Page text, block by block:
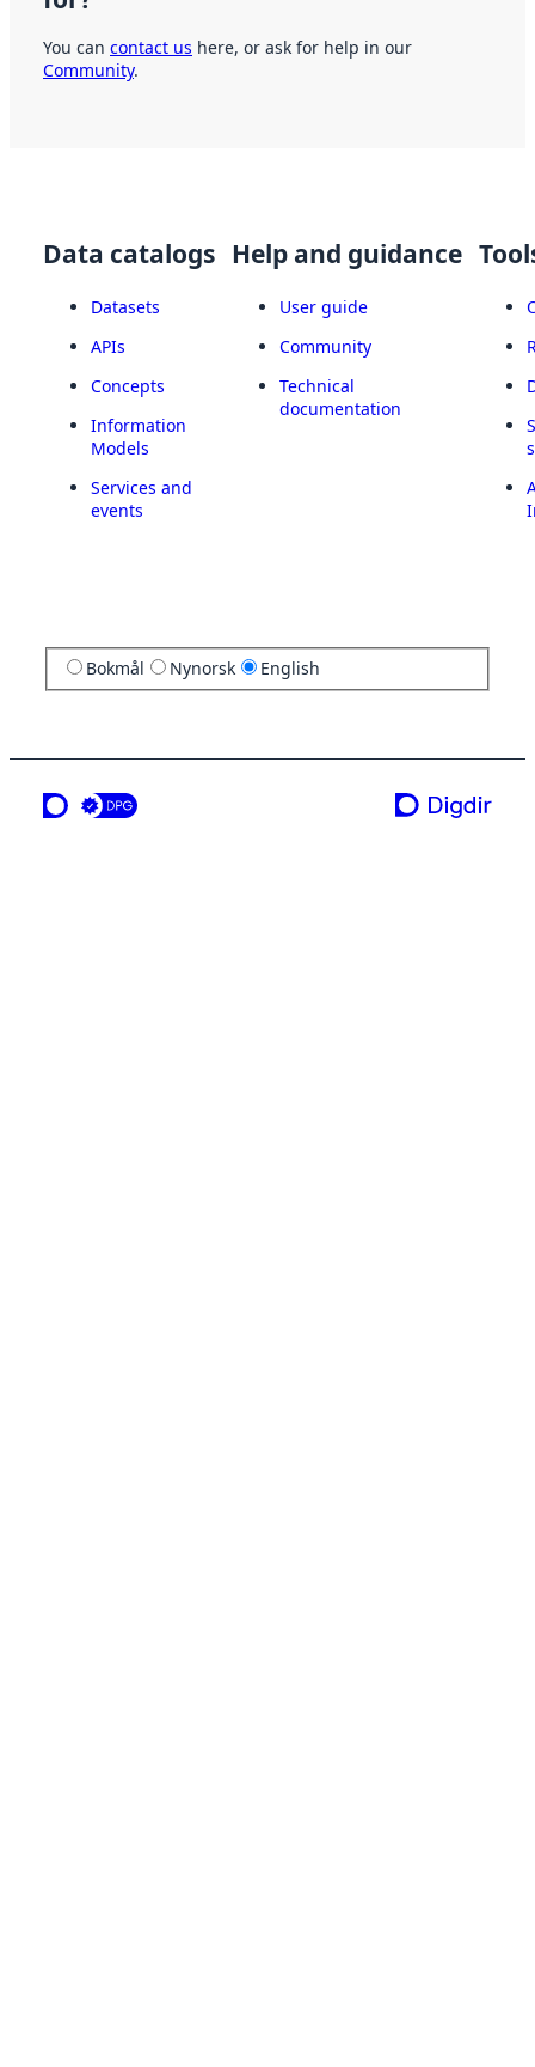
You can contact us here, or ask for help in our
Community.
Data catalogs
Datasets
APIs
Concepts
Information
Models
Services and
events
Help and guidance
User guide
Community
Technical
documentation
Bokmål Nynorsk English